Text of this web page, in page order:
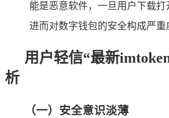
能是恶意软件，一旦用户下载
进而对数字钱包的安全构成严重
用户轻信“最新
析
（一）安全意识淡薄